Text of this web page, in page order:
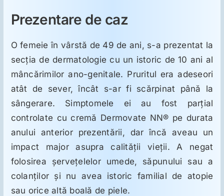
Oncologie
Toxicologie
Antipsihiatrie
Psihoterapie
Antropologie
Proză utilă
Prezentare de caz
O femeie în vârstă de 49 de ani, s-a prezentat la
secţia de dermatologie cu un istoric de 10 ani al
mâncărimilor ano-genitale. Pruritul era adeseori
atât de sever, încât s-ar fi scărpinat până la
sângerare. Simptomele ei au fost parţial
controlate cu cremă Dermovate NN® pe durata
anului anterior prezentării, dar încă aveau un
impact major asupra calităţii vieţii. A negat
folosirea şerveţelelor umede, săpunului sau a
colanţilor şi nu avea istoric familial de atopie
sau orice altă boală de piele.